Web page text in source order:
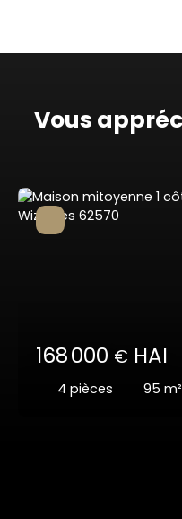
Vous
168 000 € HAI
4 pièces 95 m²